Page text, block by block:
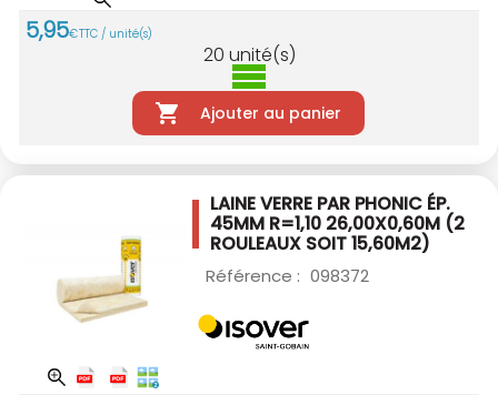
5,95€TTC / unité(s)
20 unité(s)
Ajouter au panier
LAINE VERRE PAR PHONIC ÉP.
45MM R=1,10 26,00X0,60M (2
ROULEAUX SOIT 15,60M2)
Référence : 098372